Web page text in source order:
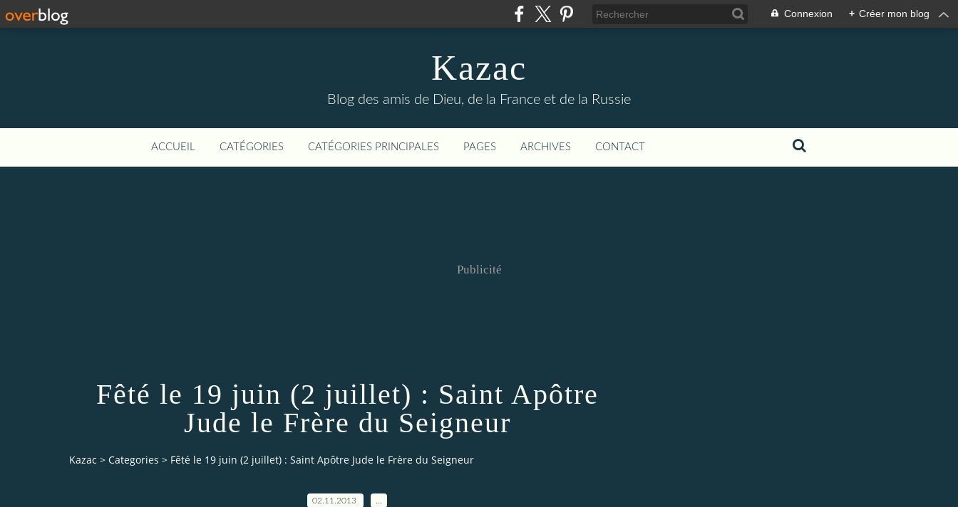
Connexion + Créer mon blog
Kazac
Blog des amis de Dieu, de la France et de la Russie
ACCUEIL CATÉGORIES CATÉGORIES PRINCIPALES PAGES ARCHIVES CONTACT
Publicité
Fêté le 19 juin (2 juillet) : Saint Apôtre
Jude le Frère du Seigneur
Kazac > Categories > Fêté le 19 juin (2 juillet) : Saint Apôtre Jude le Frère du Seigneur
02.11.2013